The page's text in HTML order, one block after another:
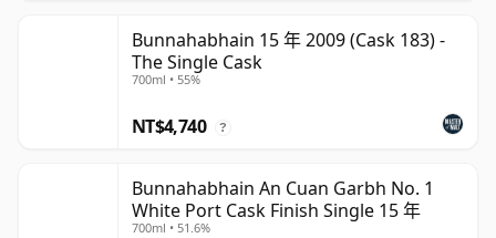
Bunnahabhain 15 年 2009 (Cask 183) -
The Single Cask
700ml • 55%
NT$4,740 ?
Bunnahabhain An Cuan Garbh No. 1
White Port Cask Finish Single 15 年
700ml • 51.6%